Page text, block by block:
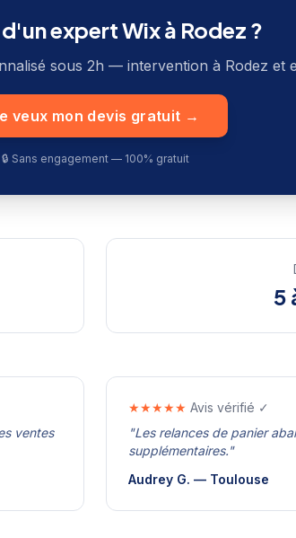
expert Wix à Rodez ?
sous 2h — intervention à Rodez et
veux mon devis gratuit →
🔒 Sans engagement — 100% gratuit
5
ventes
★★★★★ Avis vérifié ✓
"Les relances de panier
supplémentaires."
Audrey G. — Toulouse